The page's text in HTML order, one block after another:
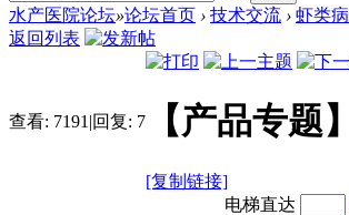
水产医院论坛»论坛首页 › 技术交流 › 虾类
返回列表
查看: 7191 |回复: 7 【产品专
[复制链接]
电梯直达